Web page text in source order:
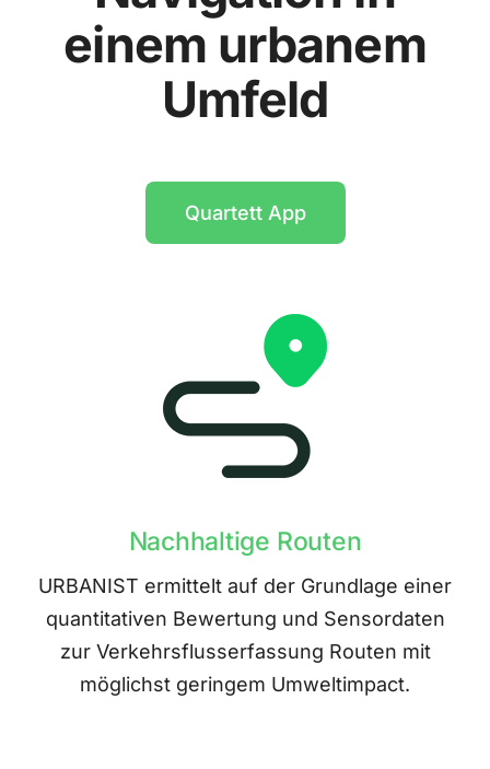
einem urbanem
Umfeld
Quartett App
Nachhaltige Routen
URBANIST ermittelt auf der Grundlage einer
quantitativen Bewertung und Sensordaten
zur Verkehrsflusserfassung Routen mit
möglichst geringem Umweltimpact.